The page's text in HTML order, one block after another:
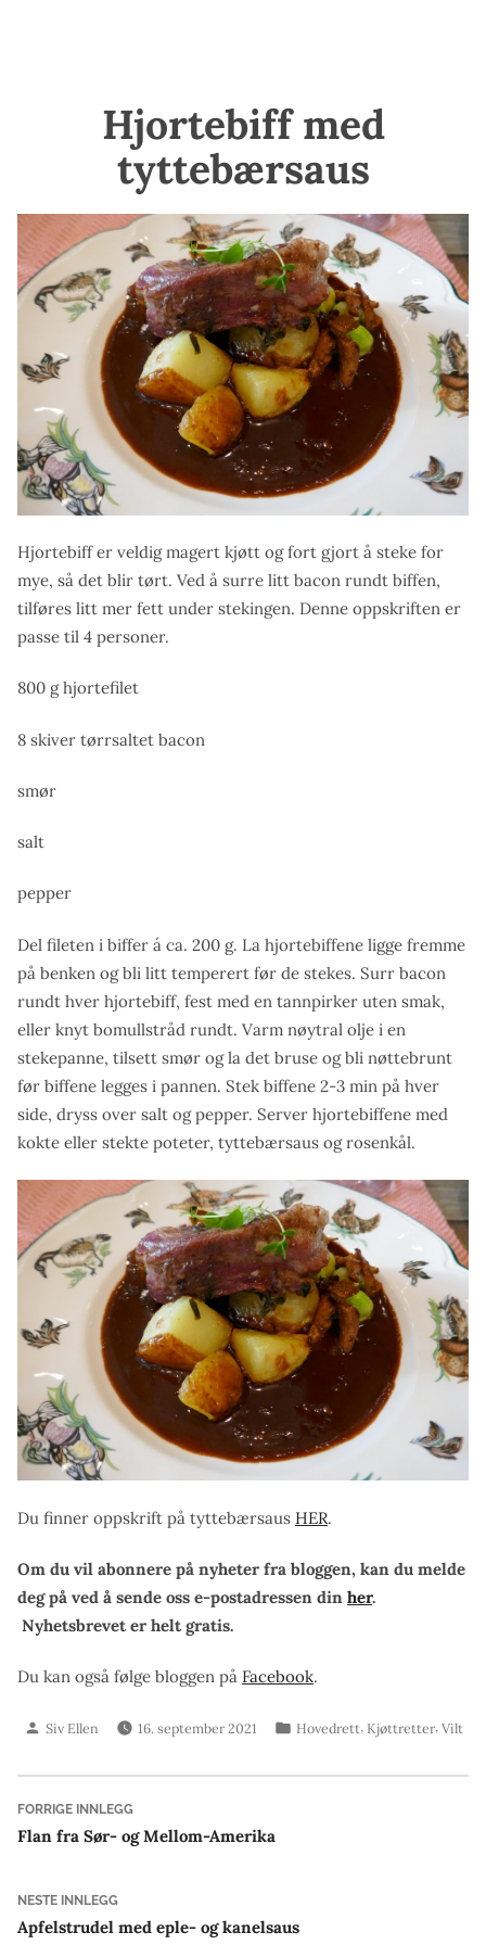
Hjortebiff med
tyttebærsaus
Hjortebiff er veldig magert kjøtt og fort gjort å steke for
mye, så det blir tørt. Ved å surre litt bacon rundt biffen,
tilføres litt mer fett under stekingen. Denne oppskriften er
passe til 4 personer.
800 g hjortefilet
8 skiver tørrsaltet bacon
smør
salt
pepper
Del fileten i biffer á ca. 200 g. La hjortebiffene ligge fremme
på benken og bli litt temperert før de stekes. Surr bacon
rundt hver hjortebiff, fest med en tannpirker uten smak,
eller knyt bomullstråd rundt. Varm nøytral olje i en
stekepanne, tilsett smør og la det bruse og bli nøttebrunt
før biffene legges i pannen. Stek biffene 2-3 min på hver
side, dryss over salt og pepper. Server hjortebiffene med
kokte eller stekte poteter, tyttebærsaus og rosenkål.
Du finner oppskrift på tyttebærsaus HER.
Om du vil abonnere på nyheter fra bloggen, kan du melde
deg på ved å sende oss e-postadressen din her.
Nyhetsbrevet er helt gratis.
Du kan også følge bloggen på Facebook.
Skrevet
Siv Ellen 16. september 2021
Publisert
Hovedrett, Kjøttretter,Vilt
Innleggsnavigasjon
FORRIGE INNLEGGForrige
innlegg:
Flan fra Sør- og Mellom-Amerika
NESTE INNLEGGNeste
innlegg:
Apfelstrudel med eple- og kanelsaus